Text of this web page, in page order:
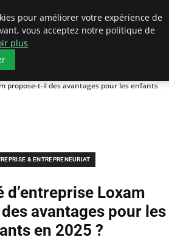
propose-t-il des avantages pour les enfants
& ENTREPRENEURIAT
d’entreprise Loxam
avantages pour les
en 2025 ?
pour améliorer votre expérience de
vous acceptez notre politique de
plus